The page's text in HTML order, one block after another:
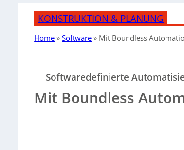
KONSTRUKTION & PLANUNG
Home »Software » Mit Boundless
Softwaredefinierte
Mit Boundless